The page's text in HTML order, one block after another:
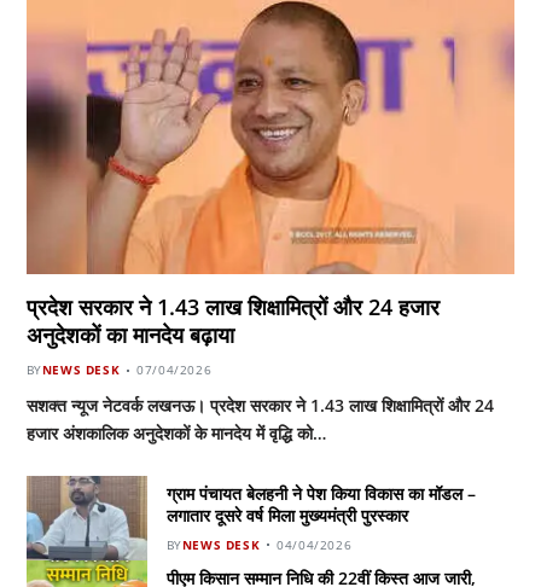
प्रदेश सरकार ने 1.43 लाख शिक्षामित्रों और 24 हजार
अनुदेशकों का मानदेय बढ़ाया
BYNEWS DESK 07/04/2026
सशक्त न्यूज नेटवर्क लखनऊ। प्रदेश सरकार ने 1.43 लाख शिक्षामित्रों और 24
हजार अंशकालिक अनुदेशकों के मानदेय में वृद्धि को…
ग्राम पंचायत बेलहनी ने पेश किया विकास का मॉडल –
लगातार दूसरे वर्ष मिला मुख्यमंत्री पुरस्कार
BYNEWS DESK 04/04/2026
पीएम किसान सम्मान निधि की 22वीं किस्त आज जारी,